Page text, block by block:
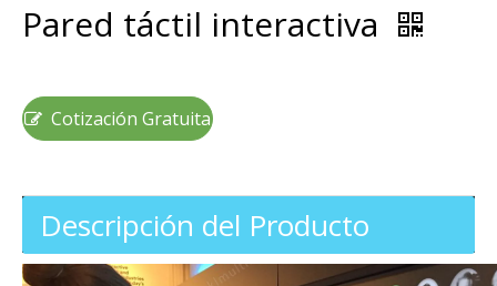
Pared táctil interactiva
Cotización Gratuita
Descripción del Producto